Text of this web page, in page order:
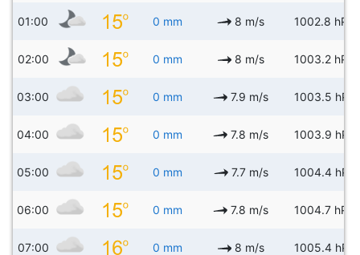
01:00 0 mm 8 m/s 1002.8 hPa
02:00 0 mm 8 m/s 1003.2 hPa
03:00 0 mm 7.9 m/s 1003.5 hPa
04:00 0 mm 7.8 m/s 1003.9 hPa
05:00 0 mm 7.7 m/s 1004.4 hPa
06:00 0 mm 7.8 m/s 1004.7 hPa
07:00 0 mm 8 m/s 1005.4 hPa